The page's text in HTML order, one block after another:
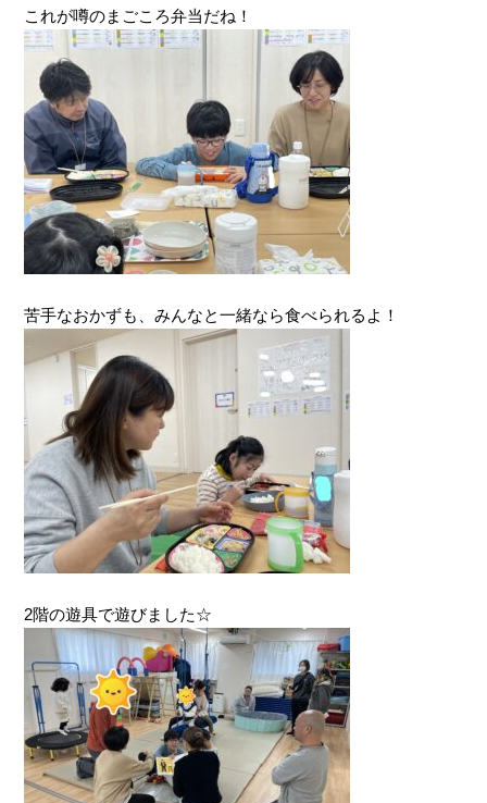
これが噂のまごころ弁当だね！
苦手なおかずも、みんなと一緒なら食べられるよ！
2階の遊具で遊びました☆